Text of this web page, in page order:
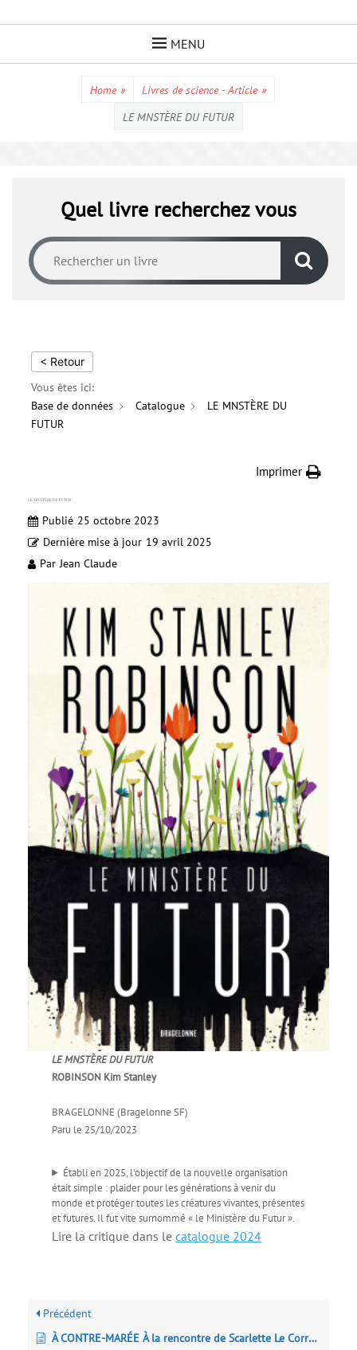
MENU
Home » Livres de science - Article »
LE MNSTÈRE DU FUTUR
Quel livre recherchez vous
< Retour
Vous êtes ici:
Base de données
Catalogue
LE MNSTÈRE DU
FUTUR
Imprimer
LE MNSTÈRE DU FUTUR
Publié 25 octobre 2023
Dernière mise à jour 19 avril 2025
Par Jean Claude
LE MNSTÈRE DU FUTUR
ROBINSON Kim Stanley
BRAGELONNE (Bragelonne SF)
Paru le 25/10/2023
Établi en 2025, l’objectif de la nouvelle organisation
était simple : plaider pour les générations à venir du
monde et protéger toutes les créatures vivantes, présentes
et futures. Il fut vite surnommé « le Ministère du Futur ».
Lire la critique dans lecatalogue 2024
Précédent
À CONTRE-MARÉE À la rencontre de Scarlette Le Corre, marin-pêcheur et algocultrice